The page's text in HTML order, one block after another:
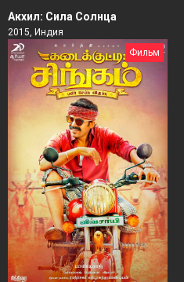
Акхил: Сила Солнца
2015, Индия
Фильм